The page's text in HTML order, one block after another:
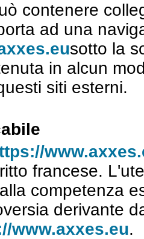
contenere
ad una
sotto la
in alcun
siti esterni.
francese.
competenza
derivante
www.axxes.eu.